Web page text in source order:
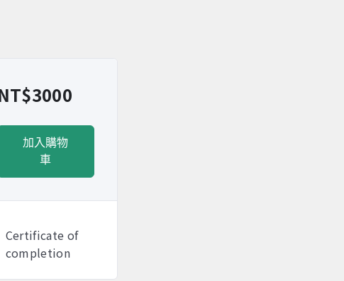
3000
加入購物
車
Certificate of
completion